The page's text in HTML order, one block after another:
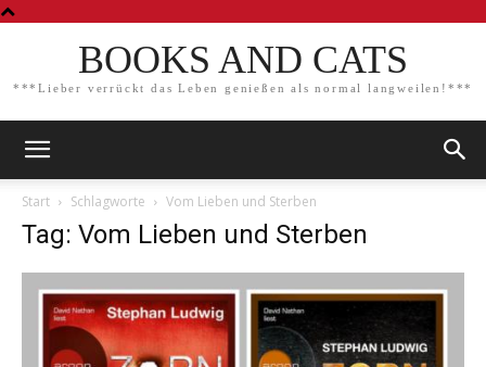
BOOKS AND CATS
***Lieber verrückt das Leben genießen als normal langweilen!***
Start Schlagworte Vom Lieben und Sterben
Tag: Vom Lieben und Sterben